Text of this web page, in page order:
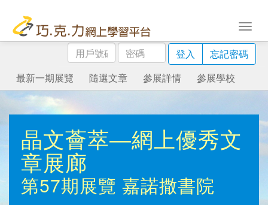
用
戶
號
碼
密
碼
登入
忘記密碼
最新一期展覽
隨選文章 參展詳情 參展學校
晶文薈萃—網上優秀文
章展廊
第57期展覽 嘉諾撒書院